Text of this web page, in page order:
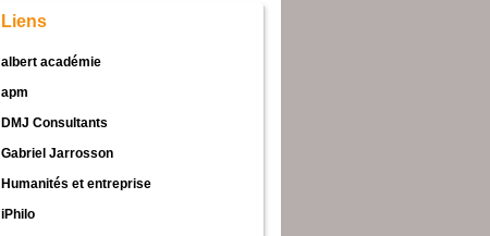
Liens
albert académie
apm
DMJ Consultants
Gabriel Jarrosson
Humanités et entreprise
iPhilo